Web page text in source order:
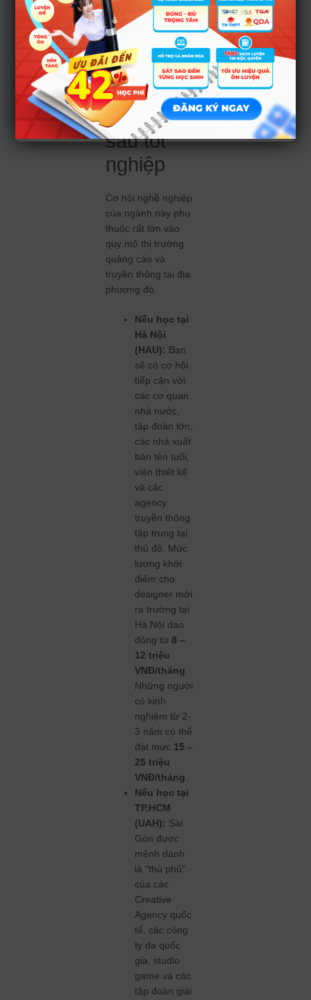
cực kỳ gay gắt.
3. Cơ hội
việc làm
và mức
lương
sau tốt
nghiệp
Cơ hội nghề nghiệp
của ngành này phụ
thuộc rất lớn vào
quy mô thị trường
quảng cáo và
truyền thông tại địa
phương đó.
Nếu học tại
Hà Nội
(HAU): Bạn
sẽ có cơ hội
tiếp cận với
các cơ quan
nhà nước,
tập đoàn lớn,
các nhà xuất
bản tên tuổi,
viện thiết kế
và các
agency
truyền thông
tập trung tại
thủ đô. Mức
lương khởi
điểm cho
designer mới
ra trường tại
Hà Nội dao
động từ8 –
12 triệu
VNĐ/tháng
Những người
có kinh
nghiệm từ 2-
3 năm có thể
đạt mức 15 –
25 triệu
VNĐ/tháng
Nếu học tại
TP.HCM
(UAH): Sài
Gòn được
mệnh danh
là “thủ phủ”
của các
Creative
Agency quốc
tế, các công
ty đa quốc
gia, studio
game và các
tập đoàn giải